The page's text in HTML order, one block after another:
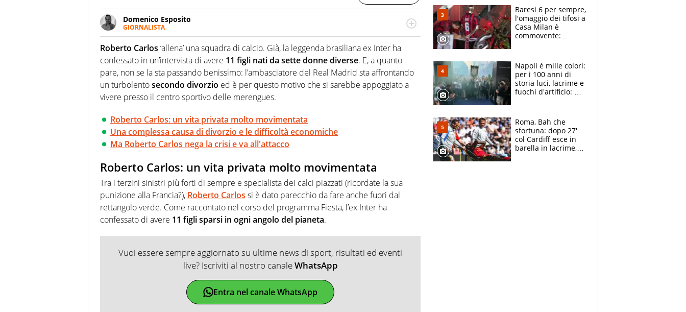
Domenico Esposito
GIORNALISTA
Da vent’anni in campo e sul campo per vivere ogni evento in tutte le sue sfaccettature.
Passione smisurata per il calcio e per la sfera di cuoio. Il pallone è una cosa serissima,
guai a dirgli di no
Roberto Carlos ‘allena’ una squadra di calcio. Già, la leggenda brasiliana ex Inter ha
confessato in un’intervista di avere 11 figli nati da sette donne diverse. E, a quanto
pare, non se la sta passando benissimo: l’ambasciatore del Real Madrid sta affrontando
un turbolentosecondo divorzio ed è per questo motivo che si sarebbe appoggiato a
vivere presso il centro sportivo delle merengues.
Roberto Carlos: un vita privata molto movimentata
Una complessa causa di divorzio e le difficoltà economiche
Ma Roberto Carlos nega la crisi e va all'attacco
Roberto Carlos: un vita privata molto movimentata
Tra i terzini sinistri più forti di sempre e specialista dei calci piazzati (ricordate la sua
punizione alla Francia?), Roberto Carlos si è dato parecchio da fare anche fuori dal
rettangolo verde. Come raccontato nel corso del programma Fiesta, l’ex Inter ha
confessato di avere 11 figli sparsi in ogni angolo del pianeta.
Vuoi essere sempre aggiornato su ultime news di sport, risultati ed eventi
live? Iscriviti al nostro canaleWhatsApp
Entra nel canale WhatsApp
circondati
dall'affetto dei tifosi
Baresi 6 per sempre,
l'omaggio dei tifosi a
Casa Milan è
commovente:
bigliettini
Napoli è mille colori:
per i 100 anni di
storia luci, lacrime e
fuochi d'artificio: De
Roma, Bah che
sfortuna: dopo 27'
col Cardiff esce in
barella in lacrime,